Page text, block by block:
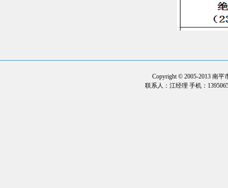
Copyright © 2005-2013 南平
联系人：江经理 手机：